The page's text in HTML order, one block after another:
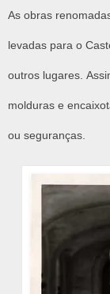
As obras
levadas para o
outros lugares.
molduras e
ou seguranças.